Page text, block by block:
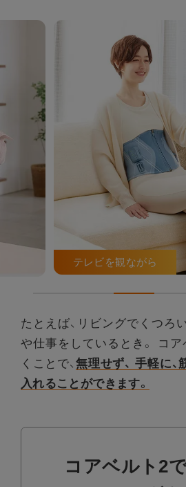
たとえば、リビングでくつろ
や仕事をしているとき。
コア
くことで、無理せず、 手軽に、
入れることができます。
家事をしながら
コアベルト2